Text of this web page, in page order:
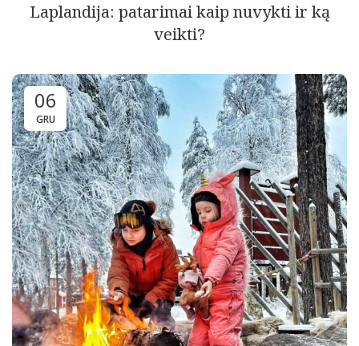
Laplandija: patarimai kaip nuvykti ir ką
veikti?
06
GRU